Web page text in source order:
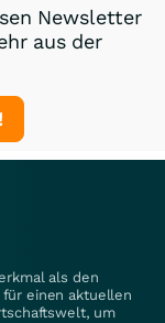
Newsletter
aus der
als den
einen aktuellen
um